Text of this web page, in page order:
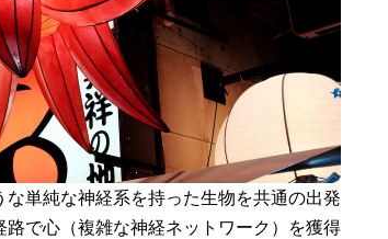
単純な神経系を持った生物を共通の出発
で心（複雑な神経ネットワーク）を獲得